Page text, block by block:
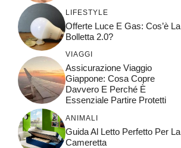
LIFESTYLE
Offerte Luce E Gas: Cos’è La
Bolletta 2.0?
VIAGGI
Assicurazione Viaggio
Giappone: Cosa Copre
Davvero E Perché È
Essenziale Partire Protetti
ANIMALI
Guida Al Letto Perfetto Per La
Cameretta